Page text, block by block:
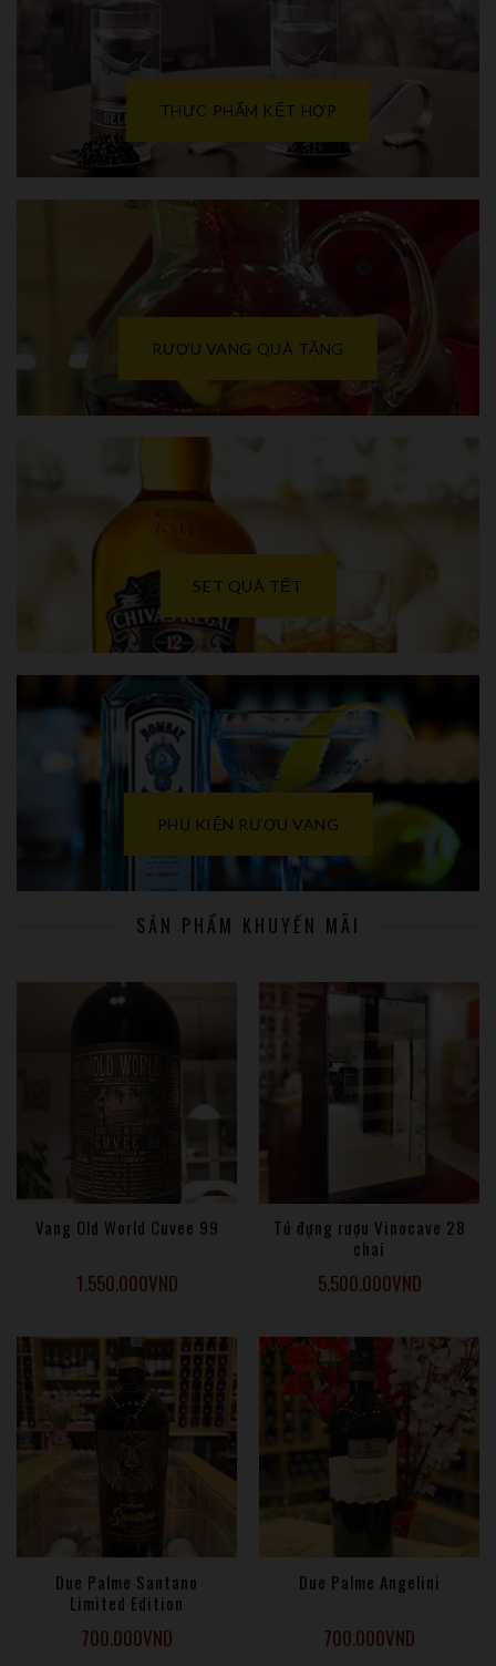
THỰC PHẨM KẾT HỢP
RƯỢU VANG QUÀ TẶNG
SET QUÀ TẾT
PHỤ KIỆN RƯỢU VANG
SẢN PHẨM KHUYẾN MÃI
Vang Old World Cuvee 99
1.550.000VND
Tủ đựng rượu Vinocave 28
chai
5.500.000VND
Due Palme Santano
Limited Edition
700.000VND
Due Palme Angelini
700.000VND